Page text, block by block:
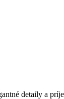
detaily a